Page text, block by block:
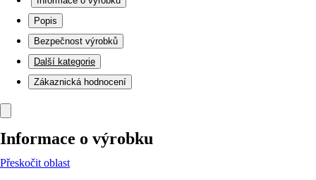
Popis
Bezpečnost výrobků
Další kategorie
Zákaznická hodnocení
Informace o výrobku
Přeskočit oblast